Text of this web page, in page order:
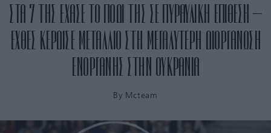
ΣΤΑ 7 ΤΗΣ ΕΧΑΣΕ ΤΟ ΠΟΔΙ ΤΗΣ ΣΕ ΠΥΡΑΥΛΙΚΗ ΕΠΙΘΕΣΗ –
ΕΧΘΕΣ ΚΕΡΔΙΣΕ ΜΕΤΑΛΛΙΟ ΣΤΗ ΜΕΓΑΛΥΤΕΡΗ ΔΙΟΡΓΑΝΩΣΗ
ΕΝΟΡΓΑΝΗΣ ΣΤΗΝ ΟΥΚΡΑΝΙΑ
By Mcteam